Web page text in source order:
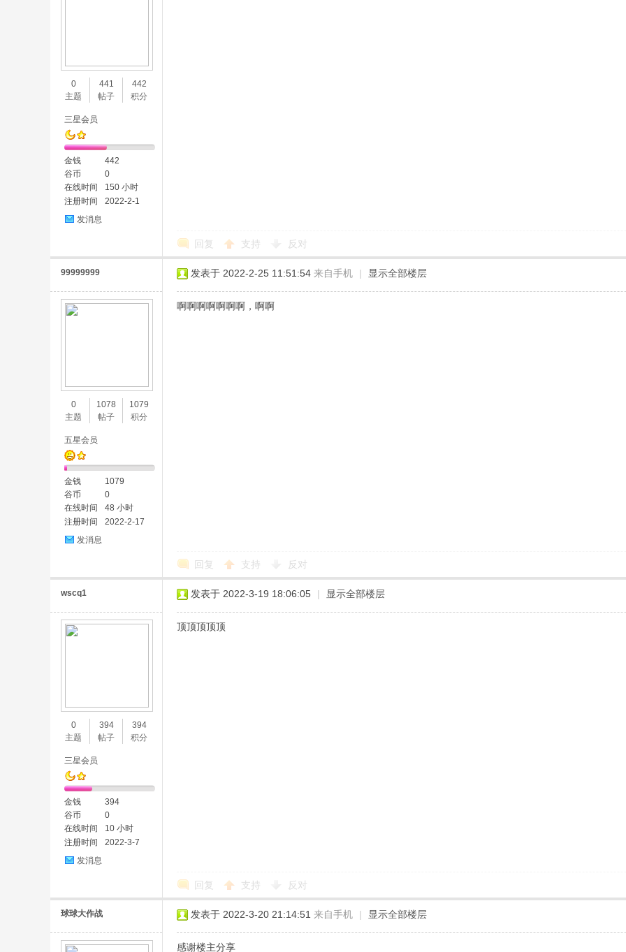
0
主题
441
帖子
442
积分
三星会员
金钱
442
谷币
0
在线时间
150 小时
注册时间
2022-2-1
发消息
回复 支持 反对
99999999
0
主题
1078
帖子
1079
积分
五星会员
金钱
1079
谷币
0
在线时间
48 小时
注册时间
2022-2-17
发消息
发表于 2022-2-25 11:51:54 来自手机 | 显示全部楼层
啊啊啊啊啊啊啊，啊啊
回复 支持 反对
wscq1
0
主题
394
帖子
394
积分
三星会员
金钱
394
谷币
0
在线时间
10 小时
注册时间
2022-3-7
发消息
发表于 2022-3-19 18:06:05 | 显示全部楼层
顶顶顶顶顶
回复 支持 反对
球球大作战 发表于 2022-3-20 21:14:51 来自手机 | 显示全部楼层
感谢楼主分享